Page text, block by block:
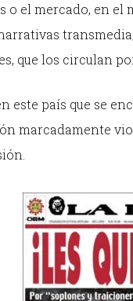
el mercado, en el
que los circulan
este país que se
marcadamente